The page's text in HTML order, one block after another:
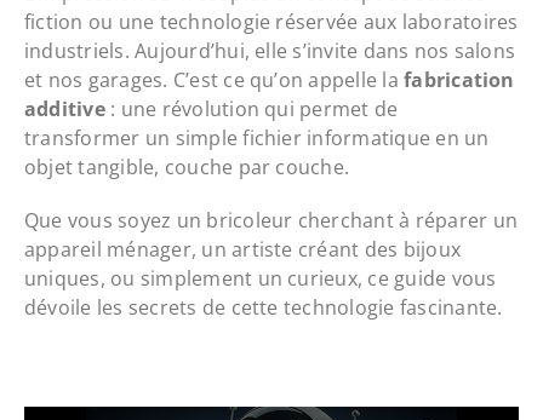
fiction ou une technologie réservée aux laboratoires
industriels. Aujourd’hui, elle s’invite dans nos salons
et nos garages. C’est ce qu’on appelle lafabrication
additive: une révolution qui permet de
transformer un simple fichier informatique en un
objet tangible, couche par couche.
Que vous soyez un bricoleur cherchant à réparer un
appareil ménager, un artiste créant des bijoux
uniques, ou simplement un curieux, ce guide vous
dévoile les secrets de cette technologie fascinante.